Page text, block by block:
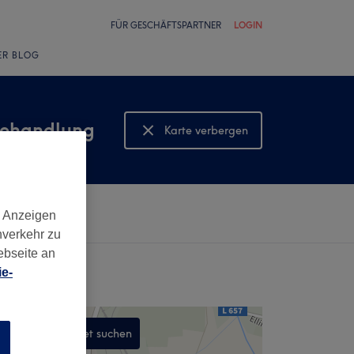
FÜR GESCHÄFTSPARTNER LOGIN
BLOG
Karte verbergen
Karte anzeigen
In diesem Gebiet suchen
zu
an